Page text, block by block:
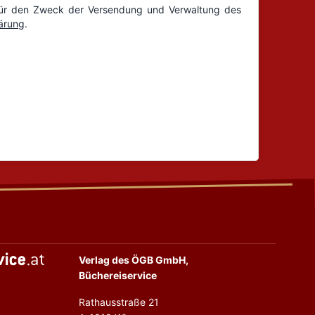
Verlag des ÖGB GmbH,
Büchereiservice
Rathausstraße 21